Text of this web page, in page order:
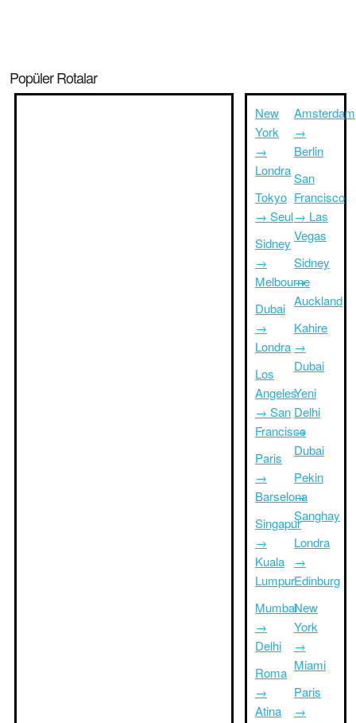
Popüler Rotalar
New
York
→
Londra
Tokyo
→ Seul
Sidney
→
Melbourne
Dubai
→
Londra
Los
Angeles
→ San
Francisco
Paris
→
Barselona
Singapur
→
Kuala
Lumpur
Mumbai
→
Delhi
Roma
→
Atina
Amsterdam
→
Berlin
San
Francisco
→ Las
Vegas
Sidney
→
Auckland
Kahire
→
Dubai
Yeni
Delhi
→
Dubai
Pekin
→
Şanghay
Londra
→
Edinburg
New
York
→
Miami
Paris
→